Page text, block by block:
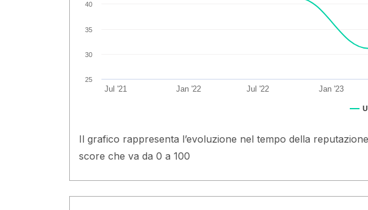
Jul '21 Jan '22 Jul '22 Jan '23
25
30
35
40
Il grafico rappresenta l’evoluzione nel tempo della
score che va da 0 a 100